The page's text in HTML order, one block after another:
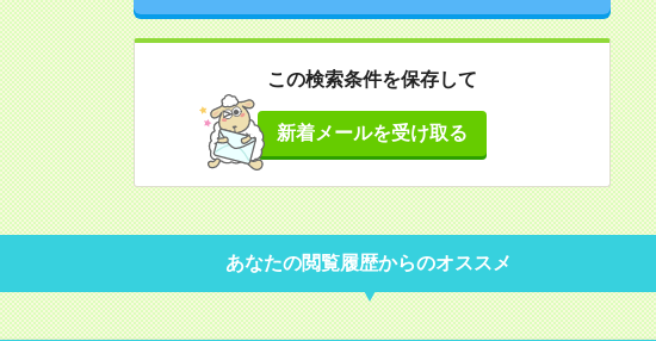
この検索条件を保存して
新着メールを受け取る
あなたの閲覧履歴からのオススメ